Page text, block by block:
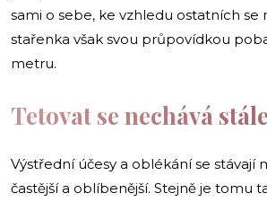
sami o sebe, ke vzhledu ostatních se
stařenka však svou průpovídkou
metru.
Tetovat se nechává
Výstřední účesy a oblékání se stávají
častější a oblíbenější. Stejně je tomu